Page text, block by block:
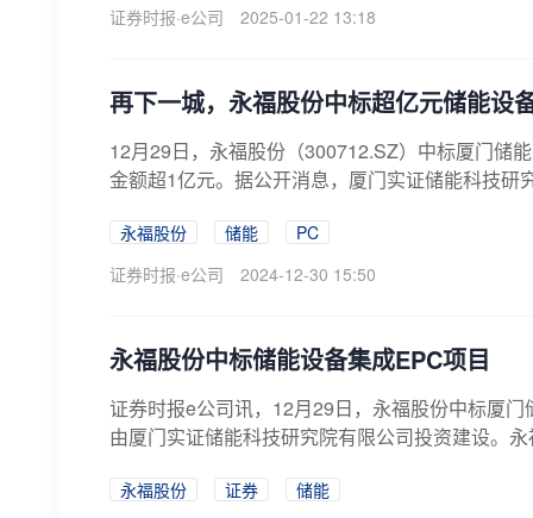
证券时报·e公司
2025-01-22 13:18
再下一城，永福股份中标超亿元储能设
12月29日，永福股份（300712.SZ）中标厦门储
金额超1亿元。据公开消息，厦门实证储能科技研
永福股份 储能
PC
证券时报·e公司
2024-12-30 15:50
永福股份中标储能设备集成EPC项目
证券时报e公司讯，12月29日，永福股份中标厦
由厦门实证储能科技研究院有限公司投资建设。
永福股份 证券
储能